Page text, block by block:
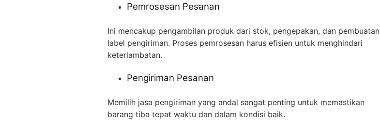
Pemrosesan Pesanan
Ini mencakup pengambilan produk dari stok, pengepakan, dan pembuatan
label pengiriman. Proses pemrosesan harus efisien untuk menghindari
keterlambatan.
Pengiriman Pesanan
Memilih jasa pengiriman yang andal sangat penting untuk memastikan
barang tiba tepat waktu dan dalam kondisi baik.